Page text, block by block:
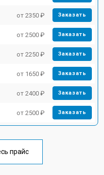
от 2350 ₽ Заказать
от 2500 ₽ Заказать
от 2250 ₽ Заказать
от 1650 ₽ Заказать
от 2400 ₽ Заказать
от 2500 ₽ Заказать
прайс